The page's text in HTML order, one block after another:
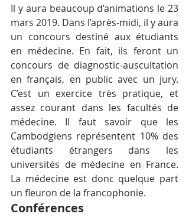
Il y aura beaucoup d’animations le 23
mars 2019. Dans l’après-midi, il y aura
un concours destiné aux étudiants
en médecine. En fait, ils feront un
concours de diagnostic-auscultation
en français, en public avec un jury.
C’est un exercice très pratique, et
assez courant dans les facultés de
médecine. Il faut savoir que les
Cambodgiens représentent 10% des
étudiants étrangers dans les
universités de médecine en France.
La médecine est donc quelque part
un fleuron de la francophonie.
Conférences